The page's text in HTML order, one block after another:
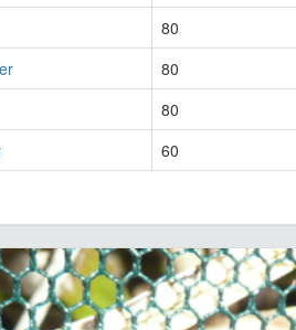
80
80
80
60